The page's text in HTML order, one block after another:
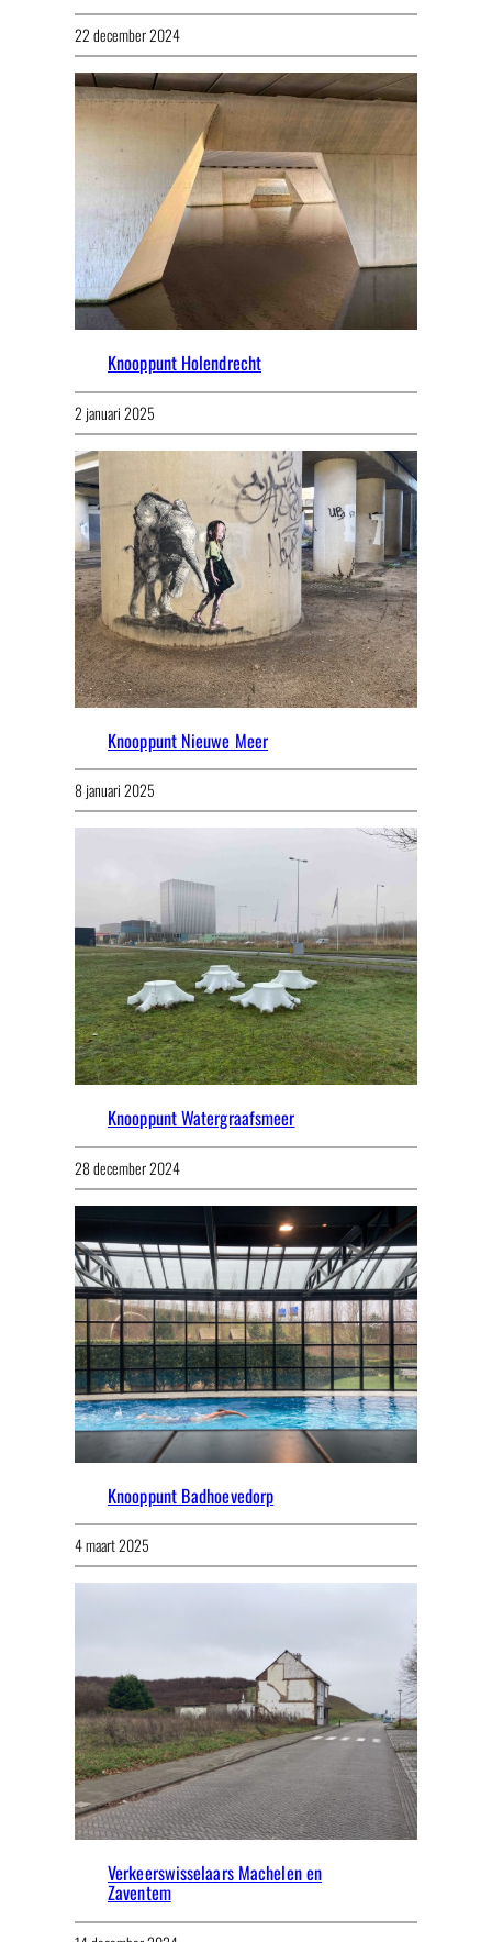
22 december 2024
Knooppunt Holendrecht
2 januari 2025
Knooppunt Nieuwe Meer
8 januari 2025
Knooppunt Watergraafsmeer
28 december 2024
Knooppunt Badhoevedorp
4 maart 2025
Verkeerswisselaars Machelen en
Zaventem